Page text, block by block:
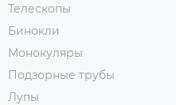
Телескопы
Бинокли
Монокуляры
Подзорные трубы
Лупы